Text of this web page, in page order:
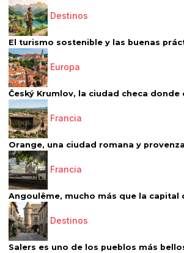
Destinos
El turismo sostenible y las buenas
Europa
Český Krumlov, la ciudad checa donde
Francia
Orange, una ciudad romana y
Francia
Angoulême, mucho más que la capital
Destinos
Salers es uno de los pueblos más